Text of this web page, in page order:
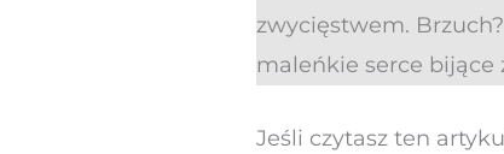
zwycięstwem.
maleńkie serce bijące
Jeśli czytasz ten